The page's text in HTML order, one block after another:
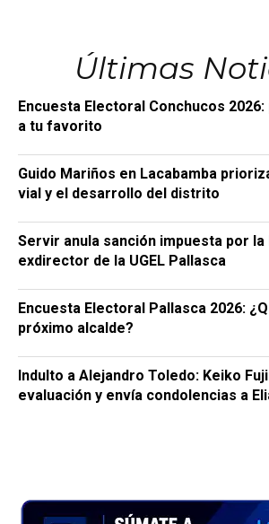
Últimas
Encuesta Electoral Conchucos
a tu favorito
Guido Mariños en Lacabamba
vial y el desarrollo del distrito
Servir anula sanción impuesta por la
exdirector de la UGEL Pallasca
Encuesta Electoral Pallasca 2026:
próximo alcalde?
Indulto a Alejandro Toledo: Keiko
evaluación y envía condolencias a